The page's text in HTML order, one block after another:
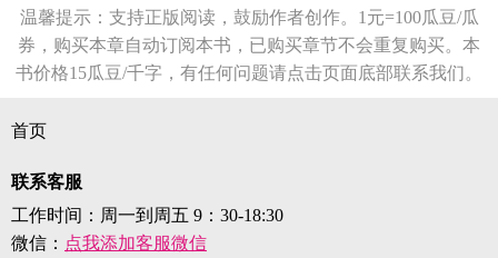
温馨提示：支持正版阅读，鼓励作者创作。1元=100瓜豆/瓜
券，购买本章自动订阅本书，已购买章节不会重复购买。本
书价格15瓜豆/千字，有任何问题请点击页面底部联系我们。
首页
联系客服
工作时间：周一到周五 9：30-18:30
微信： 点我添加客服微信